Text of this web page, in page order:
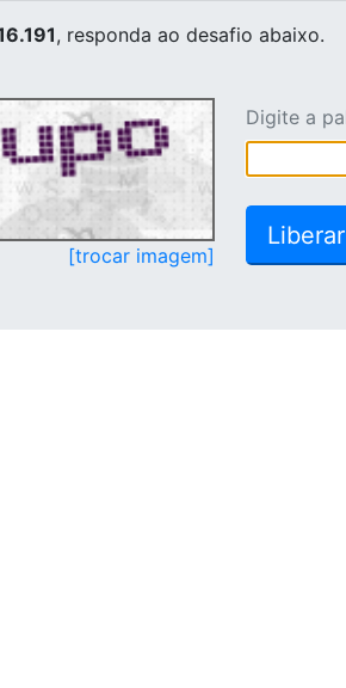
, responda ao desafio abaixo.
[trocar imagem]
Digite a